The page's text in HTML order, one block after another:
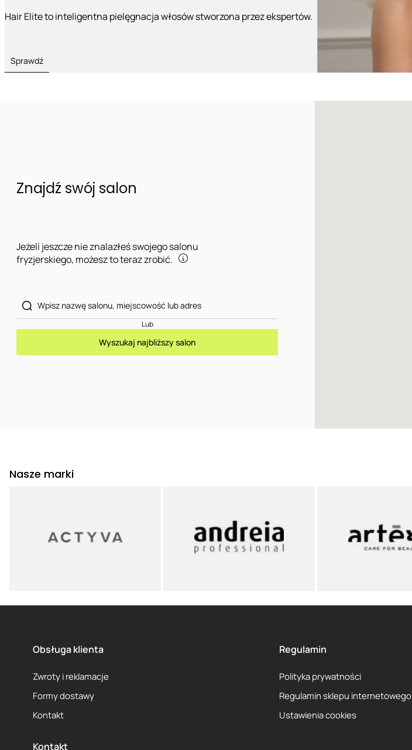
Hair Elite to inteligentna pielęgnacja włosów stworzona przez ekspertów.
Sprawdź
Znajdź swój salon
Jeżeli jeszcze nie znalazłeś swojego salonu
fryzjerskiego, możesz to teraz zrobić.
Lub
Wyszukaj najbliższy salon
Nasze marki
Obsługa klienta
Zwroty i reklamacje
Formy dostawy
Kontakt
Regulamin
Polityka prywatności
Regulamin sklepu internetowego
Ustawienia cookies
Kontakt